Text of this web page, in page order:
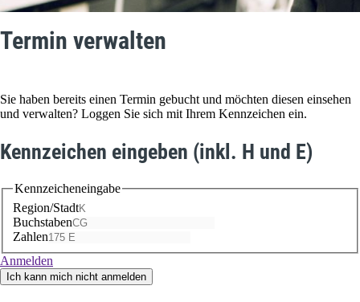
Termin verwalten
Sie haben bereits einen Termin gebucht und möchten diesen einsehen
und verwalten? Loggen Sie sich mit Ihrem Kennzeichen ein.
Kennzeichen eingeben (inkl. H und E)
Kennzeicheneingabe
Region/Stadt
Buchstaben
Zahlen
Anmelden
Ich kann mich nicht anmelden